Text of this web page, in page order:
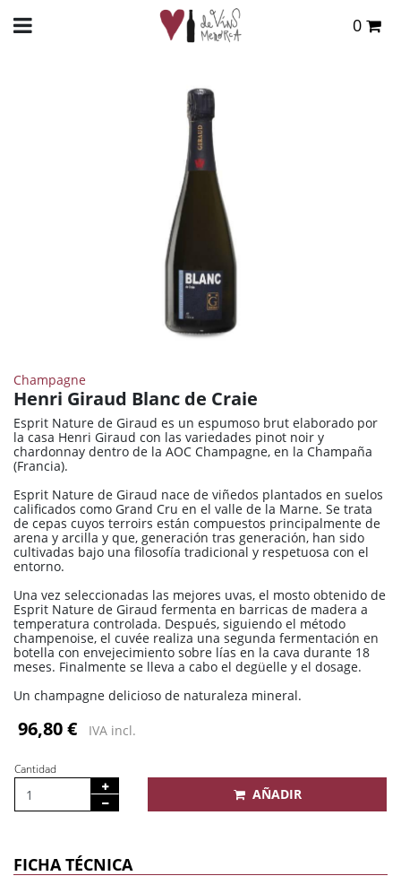
0
VER CESTA
Champagne
Henri Giraud Blanc de Craie
Esprit Nature de Giraud es un espumoso brut elaborado por
la casa Henri Giraud con las variedades pinot noir y
chardonnay dentro de la AOC Champagne, en la Champaña
(Francia).
Esprit Nature de Giraud nace de viñedos plantados en suelos
calificados como Grand Cru en el valle de la Marne. Se trata
de cepas cuyos terroirs están compuestos principalmente de
arena y arcilla y que, generación tras generación, han sido
cultivadas bajo una filosofía tradicional y respetuosa con el
entorno.
Una vez seleccionadas las mejores uvas, el mosto obtenido de
Esprit Nature de Giraud fermenta en barricas de madera a
temperatura controlada. Después, siguiendo el método
champenoise, el cuvée realiza una segunda fermentación en
botella con envejecimiento sobre lías en la cava durante 18
meses. Finalmente se lleva a cabo el degüelle y el dosage.
Un champagne delicioso de naturaleza mineral.
96,80 € IVA incl.
Cantidad
AÑADIR
FICHA TÉCNICA